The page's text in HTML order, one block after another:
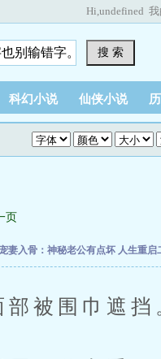
Hi,undefined
搜 索
科幻小说 仙侠小说
页
妻入骨：神秘老公有点坏 人生重启
围巾遮挡